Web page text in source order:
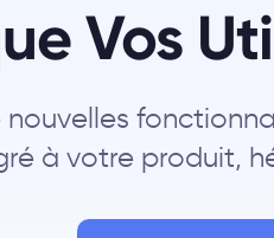
Vos
nouvelles
à votre produit,